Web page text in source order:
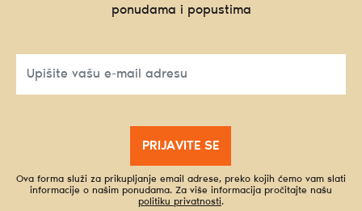
ponudama i popustima
PRIJAVITE SE
Ova forma služi za prikupljanje email adrese, preko kojih ćemo vam slati
informacije o našim ponudama. Za više informacija pročitajte našu
politiku privatnosti.